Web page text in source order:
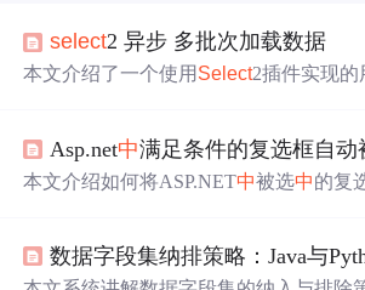
select2 异步 多批次加载数据
本文介绍了一个使用 Select2插件实现的
载、搜索过滤等功能。
Asp.net中满足条件的复选框自动
本文介绍如何将ASP.NET中被选中的复
路和数据库测试效果，并展示了代码实
数据字段集纳排策略：Java与